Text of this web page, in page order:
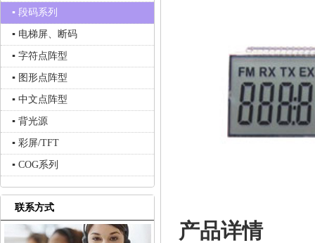
产品详情
▪ 段码系列
▪ 电梯屏、断码
▪ 字符点阵型
▪ 图形点阵型
▪ 中文点阵型
▪ 背光源
▪ 彩屏/TFT
▪ COG系列
联系方式